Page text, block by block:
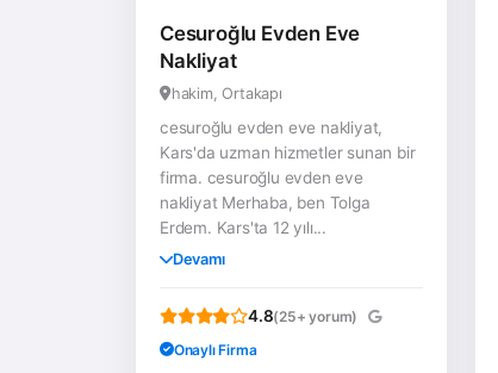
Cesuroğlu Evden Eve
Nakliyat
hakim, Ortakapı
cesuroğlu evden eve nakliyat,
Kars'da uzman hizmetler sunan bir
firma. cesuroğlu evden eve
nakliyat Merhaba, ben Tolga
Erdem. Kars'ta 12 yılı...
Devamı
4.8(25+ yorum)
Onaylı Firma